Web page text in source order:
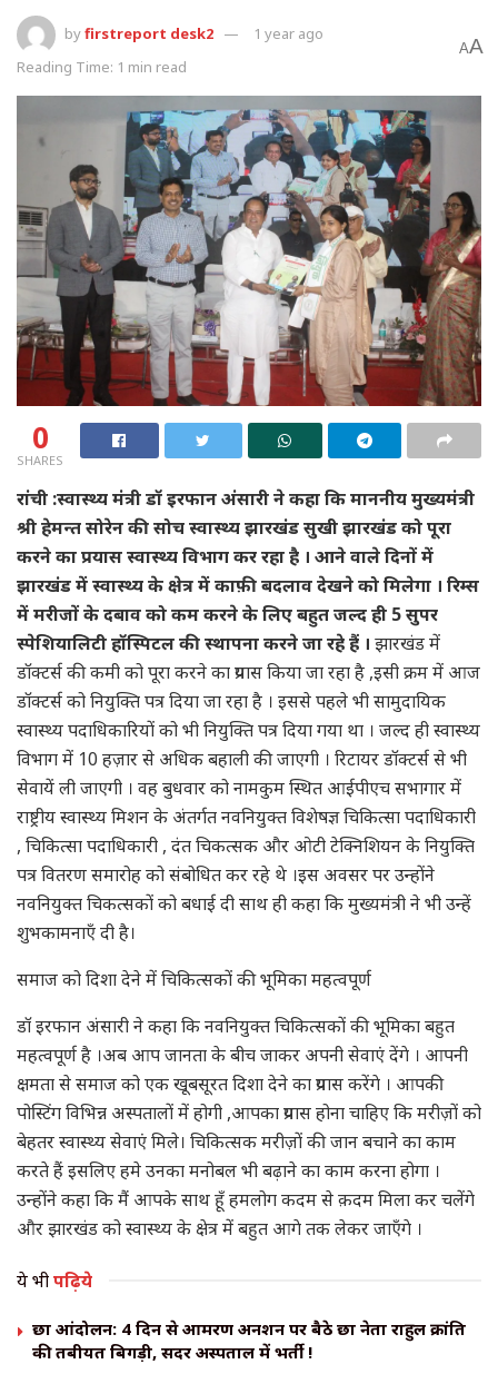
byfirstreport desk2
1 year ago
Reading Time: 1 min read
AA
0
SHARES
रांची :स्वास्थ्य मंत्री डॉ इरफान अंसारी ने कहा कि माननीय मुख्यमंत्री
श्री हेमन्त सोरेन की सोच स्वास्थ्य झारखंड सुखी झारखंड को पूरा
करने का प्रयास स्वास्थ्य विभाग कर रहा है । आने वाले दिनों में
झारखंड में स्वास्थ्य के क्षेत्र में काफ़ी बदलाव देखने को मिलेगा । रिम्स
में मरीजों के दबाव को कम करने के लिए बहुत जल्द ही 5 सुपर
स्पेशियालिटी हॉस्पिटल की स्थापना करने जा रहे हैं । झारखंड में
डॉक्टर्स की कमी को पूरा करने का प्रयास किया जा रहा है ,इसी क्रम में आज
डॉक्टर्स को नियुक्ति पत्र दिया जा रहा है । इससे पहले भी सामुदायिक
स्वास्थ्य पदाधिकारियों को भी नियुक्ति पत्र दिया गया था । जल्द ही स्वास्थ्य
विभाग में 10 हज़ार से अधिक बहाली की जाएगी । रिटायर डॉक्टर्स से भी
सेवायें ली जाएगी । वह बुधवार को नामकुम स्थित आईपीएच सभागार में
राष्ट्रीय स्वास्थ्य मिशन के अंतर्गत नवनियुक्त विशेषज्ञ चिकित्सा पदाधिकारी
, चिकित्सा पदाधिकारी , दंत चिकत्सक और ओटी टेक्निशियन के नियुक्ति
पत्र वितरण समारोह को संबोधित कर रहे थे ।इस अवसर पर उन्होंने
नवनियुक्त चिकत्सकों को बधाई दी साथ ही कहा कि मुख्यमंत्री ने भी उन्हें
शुभकामनाएँ दी है।
समाज को दिशा देने में चिकित्सकों की भूमिका महत्वपूर्ण
डॉ इरफान अंसारी ने कहा कि नवनियुक्त चिकित्सकों की भूमिका बहुत
महत्वपूर्ण है ।अब आप जानता के बीच जाकर अपनी सेवाएं देंगे । आपनी
क्षमता से समाज को एक खूबसूरत दिशा देने का प्रयास करेंगे । आपकी
पोस्टिंग विभिन्न अस्पतालों में होगी ,आपका प्रयास होना चाहिए कि मरीज़ों को
बेहतर स्वास्थ्य सेवाएं मिले। चिकित्सक मरीज़ों की जान बचाने का काम
करते हैं इसलिए हमे उनका मनोबल भी बढ़ाने का काम करना होगा ।
उन्होंने कहा कि मैं आपके साथ हूँ हमलोग कदम से क़दम मिला कर चलेंगे
और झारखंड को स्वास्थ्य के क्षेत्र में बहुत आगे तक लेकर जाएँगे ।
ये भीपढ़िये
छात्र आंदोलन: 4 दिन से आमरण अनशन पर बैठे छात्र नेता राहुल क्रांति
की तबीयत बिगड़ी, सदर अस्पताल में भर्ती !